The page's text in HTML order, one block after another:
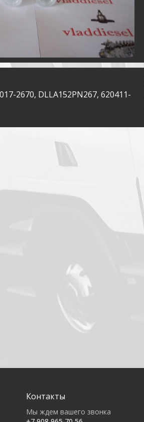
2670, DLLA152PN267, 620411-
Контакты
Мы ждем вашего звонка